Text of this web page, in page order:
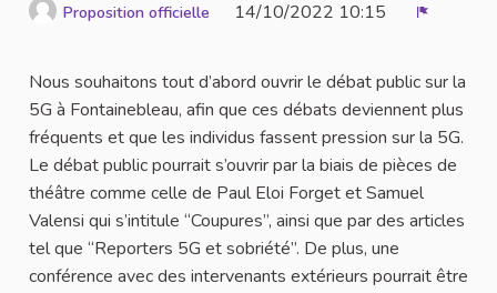
Proposition officielle 14/10/2022 10:15
Nous souhaitons tout d’abord ouvrir le débat public sur la
5G à Fontainebleau, afin que ces débats deviennent plus
fréquents et que les individus fassent pression sur la 5G.
Le débat public pourrait s’ouvrir par la biais de pièces de
théâtre comme celle de Paul Eloi Forget et Samuel
Valensi qui s’intitule “Coupures”, ainsi que par des articles
tel que “Reporters 5G et sobriété”. De plus, une
conférence avec des intervenants extérieurs pourrait être